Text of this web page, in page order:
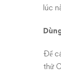
lúc
Để
thử